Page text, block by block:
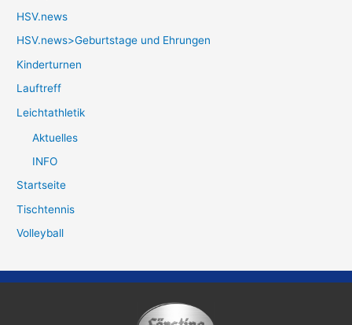
HSV.news
HSV.news>Geburtstage und Ehrungen
Kinderturnen
Lauftreff
Leichtathletik
Aktuelles
INFO
Startseite
Tischtennis
Volleyball